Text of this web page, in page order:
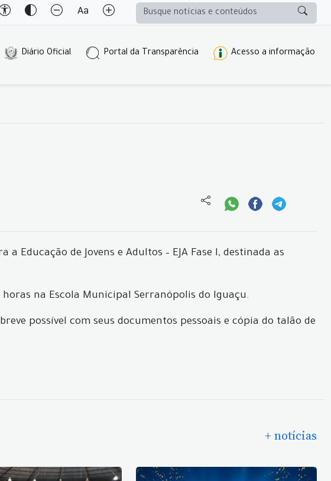
Diário Oficial Portal da Transparência Acesso a informação
de Jovens e Adultos – EJA Fase I, destinada as
horas na Escola Municipal Serranópolis do Iguaçu.
possível com seus documentos pessoais e cópia do talão de
+ notícias